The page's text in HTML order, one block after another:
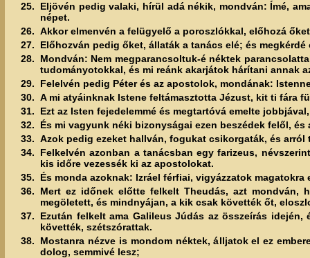
25.
Eljövén pedig valaki, hírül adá nékik, mondván: Ímé,
népet.
26. Akkor elmenvén a felügyelő a poroszlókkal, előhozá
27.
Előhozván pedig őket, állaták a tanács elé; és megkérdé
28.
Mondván: Nem megparancsoltuk-é néktek
tudományotokkal, és mi reánk akarjátok hárítani annak
29.
Felelvén pedig Péter és az apostolok, mondának:
30. A mi atyáinknak Istene feltámasztotta Jézust, kit ti fára
31.
Ezt az Isten fejedelemmé és megtartóvá emelte
32.
És mi vagyunk néki bizonyságai ezen beszédek felől,
33. Azok pedig ezeket hallván, fogukat csikorgaták, és
34.
Felkelvén azonban a tanácsban egy farizeus,
kis időre vezessék ki az apostolokat.
35.
És monda azoknak: Izráel férfiai, vigyázzatok
36.
Mert ez időnek előtte felkelt Theudás, azt mondván,
megöletett, és mindnyájan, a kik csak követték őt,
37.
Ezután felkelt ama Galileus Júdás az összeírás
követték, szétszórattak.
38.
Mostanra nézve is mondom néktek, álljatok el ez
dolog, semmivé lesz;